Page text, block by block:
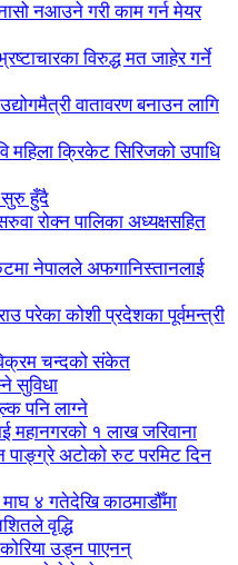
नआउने गरी काम गर्न मेयर
विरुद्ध मत जाहेर गर्ने
वातावरण बनाउन लागि
महिला क्रिकेट सिरिजको उपाधि
सुरु हुँदै
रोक्न पालिका अध्यक्षसहित
नेपालले अफगानिस्तानलाई
परेका कोशी प्रदेशका पूर्वमन्त्री
चन्दको संकेत
सुविधा
पनि लाग्ने
महानगरको १ लाख जरिवाना
पाङ्ग्रे अटोको रुट परमिट दिन
४ गतेदेखि काठमाडौँमा
वृद्धि
उड्न पाएनन्